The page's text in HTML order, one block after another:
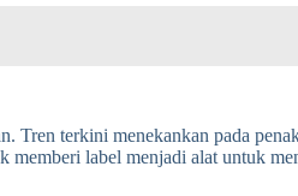
terkini menekankan pada
memberi label menjadi alat untuk